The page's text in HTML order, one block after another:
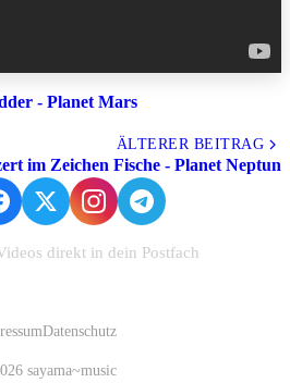
- Planet Mars
ÄLTERER BEITRAG
im Zeichen Fische - Planet Neptun
direkt in dein Postfach
Datenschutz
sayama~music